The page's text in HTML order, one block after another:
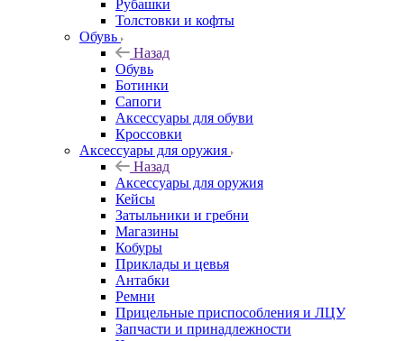
Рубашки
Толстовки и кофты
Обувь
Назад
Обувь
Ботинки
Сапоги
Аксессуары для обуви
Кроссовки
Аксессуары для оружия
Назад
Аксессуары для оружия
Кейсы
Затыльники и гребни
Магазины
Кобуры
Приклады и цевья
Антабки
Ремни
Прицельные приспособления и ЛЦУ
Запчасти и принадлежности